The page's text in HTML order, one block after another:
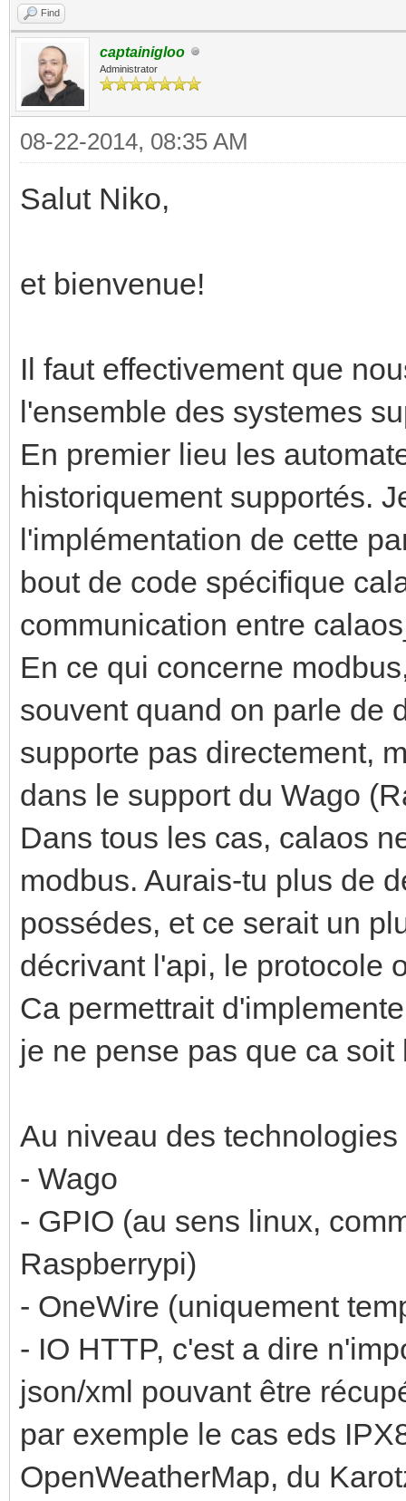
Find
captainigloo
Administrator
08-22-2014, 08:35 AM
Salut Niko,
et bienvenue!
Il faut effectivement que
l'ensemble des systemes
En premier lieu les
historiquement supportés.
l'implémentation de cette
bout de code spécifique
communication entre
En ce qui concerne
souvent quand on parle de
supporte pas directement,
dans le support du Wago
Dans tous les cas, calaos
modbus. Aurais-tu plus de
possédes, et ce serait un
décrivant l'api, le protocole
Ca permettrait
je ne pense pas que ca
Au niveau des
- Wago
- GPIO (au sens linux,
Raspberrypi)
- OneWire (uniquement
- IO HTTP, c'est a dire
json/xml pouvant être
par exemple le cas eds
OpenWeatherMap, du